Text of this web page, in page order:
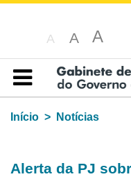
A A A
Índice
Início
Notícias
Alerta da PJ